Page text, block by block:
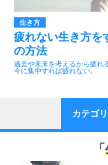
生き方
疲れない生き方を
の方法
過去や未来を考えるから疲れ
今に集中すれば疲れない。
カテゴ
「